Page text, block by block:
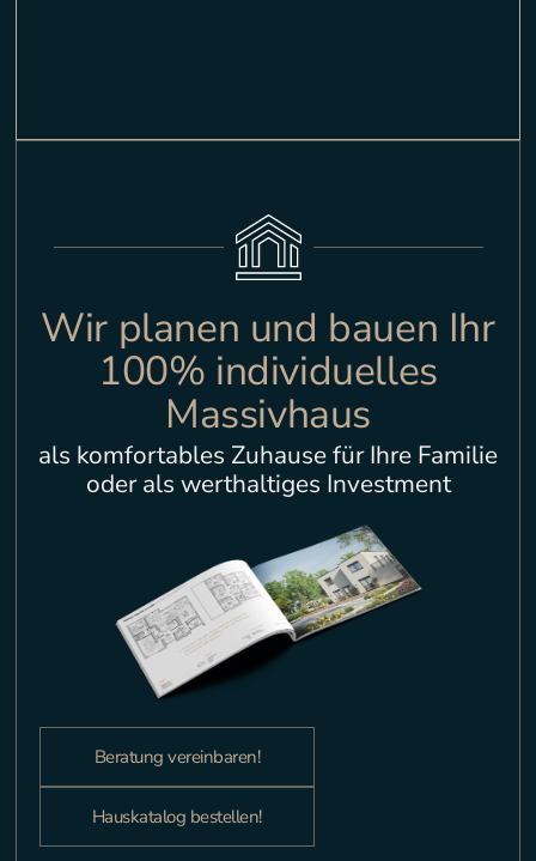
Wir planen und bauen Ihr
100% individuelles
Massivhaus
als komfortables Zuhause für Ihre Familie
oder als werthaltiges Investment
Beratung vereinbaren!
Hauskatalog bestellen!